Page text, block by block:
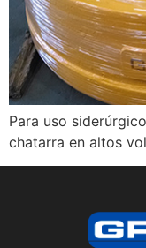
Para uso
chatarra en altos